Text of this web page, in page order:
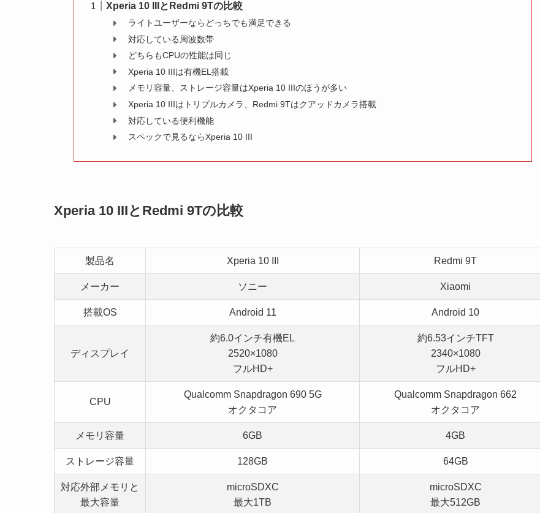
Xperia 10 IIIとRedmi 9Tの比較
ライトユーザーならどっちでも満足できる
対応している周波数帯
どちらもCPUの性能は同じ
Xperia 10 IIIは有機EL搭載
メモリ容量、ストレージ容量はXperia 10 IIIのほうが多い
Xperia 10 IIIはトリプルカメラ、Redmi 9Tはクアッドカメラ搭載
対応している便利機能
スペックで見るならXperia 10 III
Xperia 10 IIIとRedmi 9Tの比較
製品名 Xperia 10 III Redmi 9T
メーカー ソニー Xiaomi
搭載OS Android 11 Android 10
ディスプレイ
約6.0インチ有機EL
2520×1080
フルHD+
約6.53インチTFT
2340×1080
フルHD+
CPU
Qualcomm Snapdragon 690 5G
オクタコア
Qualcomm Snapdragon 662
オクタコア
メモリ容量 6GB 4GB
ストレージ容量 128GB 64GB
対応外部メモリと
最大容量
microSDXC
最大1TB
microSDXC
最大512GB